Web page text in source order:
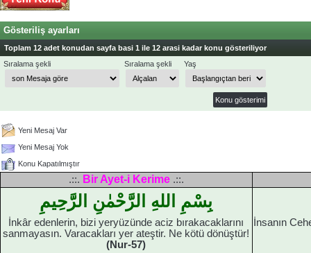
Gösteriliş ayarları
Toplam 12 adet konudan sayfa basi 1 ile 12 arasi kadar konu gösteriliyor
Sıralama şekli
Sıralama şekli Yaş
Yeni Mesaj Var
Yeni Mesaj Yok
Konu Kapatılmıştır
.::. Bir Ayet-i Kerime .::.
بِسْمِ اللهِ الرَّحْمٰنِ الرَّحِيمِ
İnkâr edenlerin, bizi yeryüzünde aciz bırakacaklarını
sanmayasın. Varacakları yer ateştir. Ne kötü dönüştür!
(Nur-57)
İnsanın